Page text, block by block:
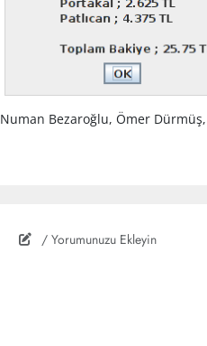
Numan Bezaroğlu, Ömer
/ Yorumunuzu Ekleyin